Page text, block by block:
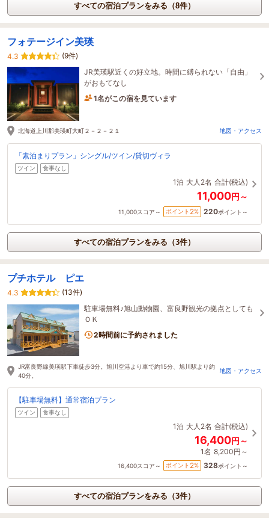
すべての宿泊プランをみる（8件）
フォテージイン美瑛
4.3
(9件)
JR美瑛駅近くの好立地。時間に縛られない「自由」
がおもてなし
1名がこの宿を見ています
北海道上川郡美瑛町大町２－２－２１ 地図・アクセス
「素泊まりプラン」シングル/ツイン/貸切ヴィラ
ツイン 食事なし
1泊 大人2名 合計(税込)
11,000円～
11,000スコア～ ポイント 2% 220ポイント～
すべての宿泊プランをみる（3件）
プチホテル ピエ
4.3
(13件)
駐車場無料♪旭山動物園、富良野観光の拠点としても
ＯＫ
2時間前に予約されました
JR富良野線美瑛駅下車徒歩3分。旭川空港より車で約15分、旭川駅より約
40分。
地図・アクセス
【駐車場無料】通常宿泊プラン
ツイン 食事なし
1泊 大人2名 合計(税込)
16,400円～
1名 8,200円～
16,400スコア～ ポイント 2% 328ポイント～
すべての宿泊プランをみる（3件）